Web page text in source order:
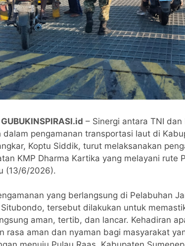
GUBUKINSPIRASI.id – Sinergi antara TNI
dalam pengamanan transportasi laut di
Koptu Siddik, turut melaksanakan
KMP Dharma Kartika yang melayani rute
(13/6/2026).
yang berlangsung di Pelabuhan
tersebut dilakukan untuk
aman, tertib, dan lancar. Kehadiran
rasa aman dan nyaman bagi masyarakat